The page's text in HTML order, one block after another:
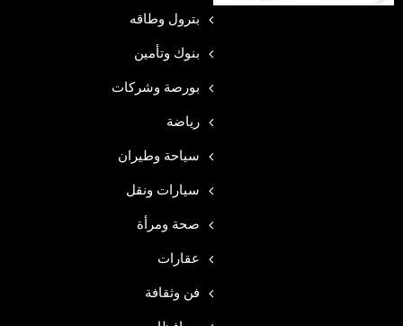
بترول وطاقه
بنوك وتأمين
بورصة وشركات
رياضة
سياحة وطيران
سيارات ونقل
صحة ومرأة
عقارات
فن وثقافة